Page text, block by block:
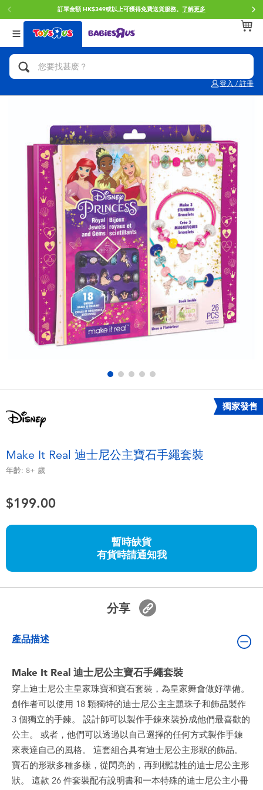
訂單金額 HK$349或以上可獲得免費送貨服務。 了解更多
登入 / 註冊
返回
分類目錄
人氣英雄,角色扮演,射擊玩具
拼砌組合及樂高LEGO
玩具車,貨車,火車及遙控系列
手工藝,文具,蠟筆,泥膠,畫板
娃娃, 芭比,收藏公仔
電子玩具
遊戲及拼圖系列
益智學習玩具
毛毛公仔玩具
夏日用品
任天堂 Switch
盲盒
人氣角色
生活精品
返回
品牌
Brunch Brother 早午餐兄弟
Spider-Man蜘蛛俠
Mini Brands
Play-Doh培樂多
Pokemon寶可夢
playpop
LEGO樂高
LeapFrog跳跳蛙
返回
年齢
0~2歳
5~7歳
8~11歳
12~14歳
14歳以上
獨家發售
Make It Real 迪士尼公主寶石手繩套裝
年齡: 8+ 歲
$199.00
暫時缺貨
有貨時請通知我
分享
產品描述
Make It Real 迪士尼公主寶石手繩套裝
穿上迪士尼公主皇家珠寶和寶石套裝，為皇家舞會做好準備。
創作者可以使用 18 顆獨特的迪士尼公主主題珠子和飾品製作
3 個獨立的手鍊。 設計師可以製作手鍊來裝扮成他們最喜歡的
公主。 或者，他們可以透過以自己選擇的任何方式製作手鍊
來表達自己的風格。 這套組合具有迪士尼公主形狀的飾品。
寶石的形狀多種多樣，從閃亮的，再到標誌性的迪士尼公主形
狀。 這款 26 件套裝配有說明書和一本特殊的迪士尼公主小冊